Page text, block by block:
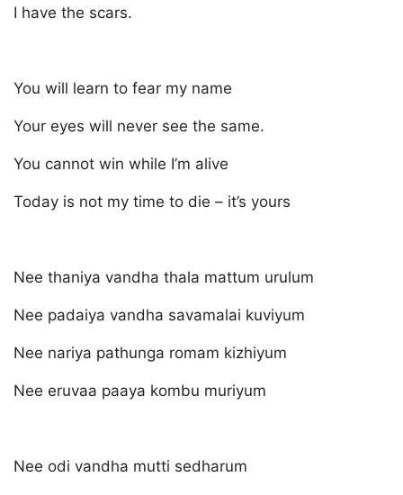
I have the scars.
You will learn to fear my name
Your eyes will never see the same.
You cannot win while I’m alive
Today is not my time to die – it’s yours
Nee thaniya vandha thala mattum urulum
Nee padaiya vandha savamalai kuviyum
Nee nariya pathunga romam kizhiyum
Nee eruvaa paaya kombu muriyum
Nee odi vandha mutti sedharum